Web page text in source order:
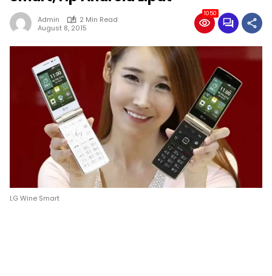
Admin
2 Min Read
August 8, 2015
1050
LG Wine Smart